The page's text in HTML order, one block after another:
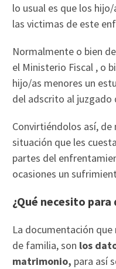
lo usual es que los
las victimas de este
Normalmente o bien
el Ministerio Fiscal , o
hijo/as menores un
del adscrito al juzgado
Convirtiéndolos así,
situación que les
partes del
ocasiones un
¿Qué necesito
La documentación
de familia, son los
matrimonio, para así